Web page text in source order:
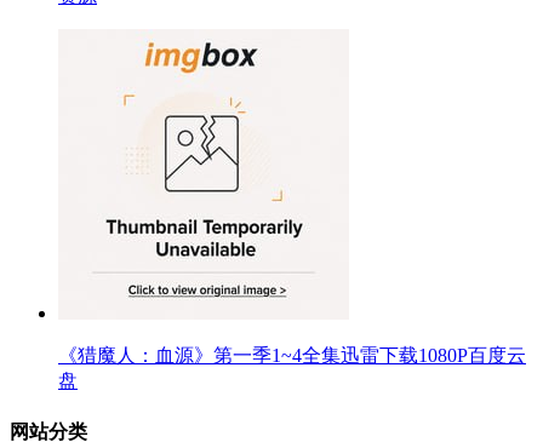
《猎魔人：血源》第一季1~4全集迅雷下载1080P百度云
盘
网站分类